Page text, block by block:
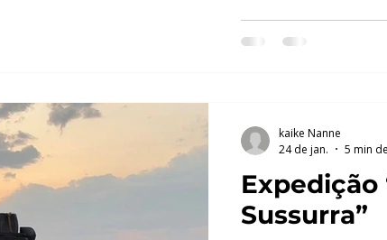
Expedição
Sussurra”
kaike Nanne
24 de jan.
5 min